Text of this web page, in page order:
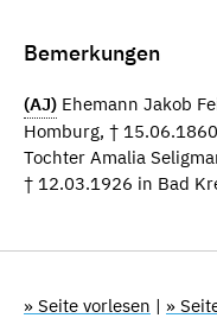
Bemerkungen
(AJ) Ehemann Jakob
Homburg, †
Tochter Amalia
† 12.03.1926 in Bad
» Seite vorlesen | »